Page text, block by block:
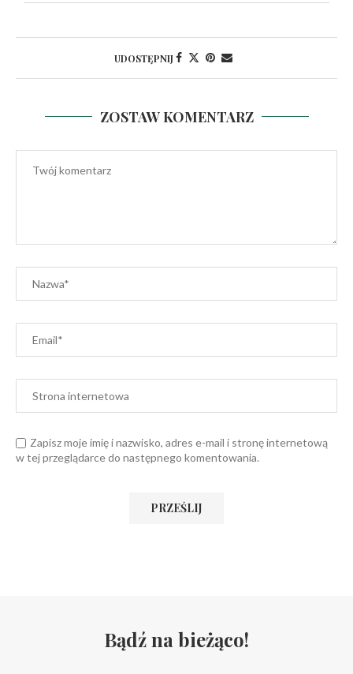
UDOSTĘPNIJ
ZOSTAW KOMENTARZ
Zapisz moje imię i nazwisko, adres e-mail i stronę internetową
w tej przeglądarce do następnego komentowania.
Bądź na bieżąco!